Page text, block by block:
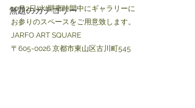
無題のカテゴリー
10月2日(水)開廊時間中にギャラリーに
お参りのスペースをご用意致します。
JARFO ART SQUARE
〒605-0026 京都市東山区古川町545